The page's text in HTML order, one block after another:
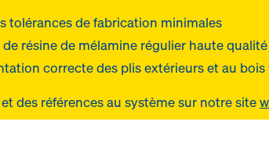
tolérances de fabrication minimales
résine de mélamine régulier haute qualité
correcte des plis extérieurs et au
des références au systèmesur notre site